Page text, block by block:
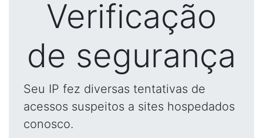
Verificação
de segurança
Seu IP fez diversas tentativas de
acessos suspeitos a sites hospedados
conosco.